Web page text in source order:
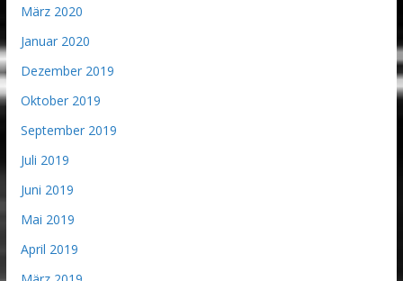
März 2020
Januar 2020
Dezember 2019
Oktober 2019
September 2019
Juli 2019
Juni 2019
Mai 2019
April 2019